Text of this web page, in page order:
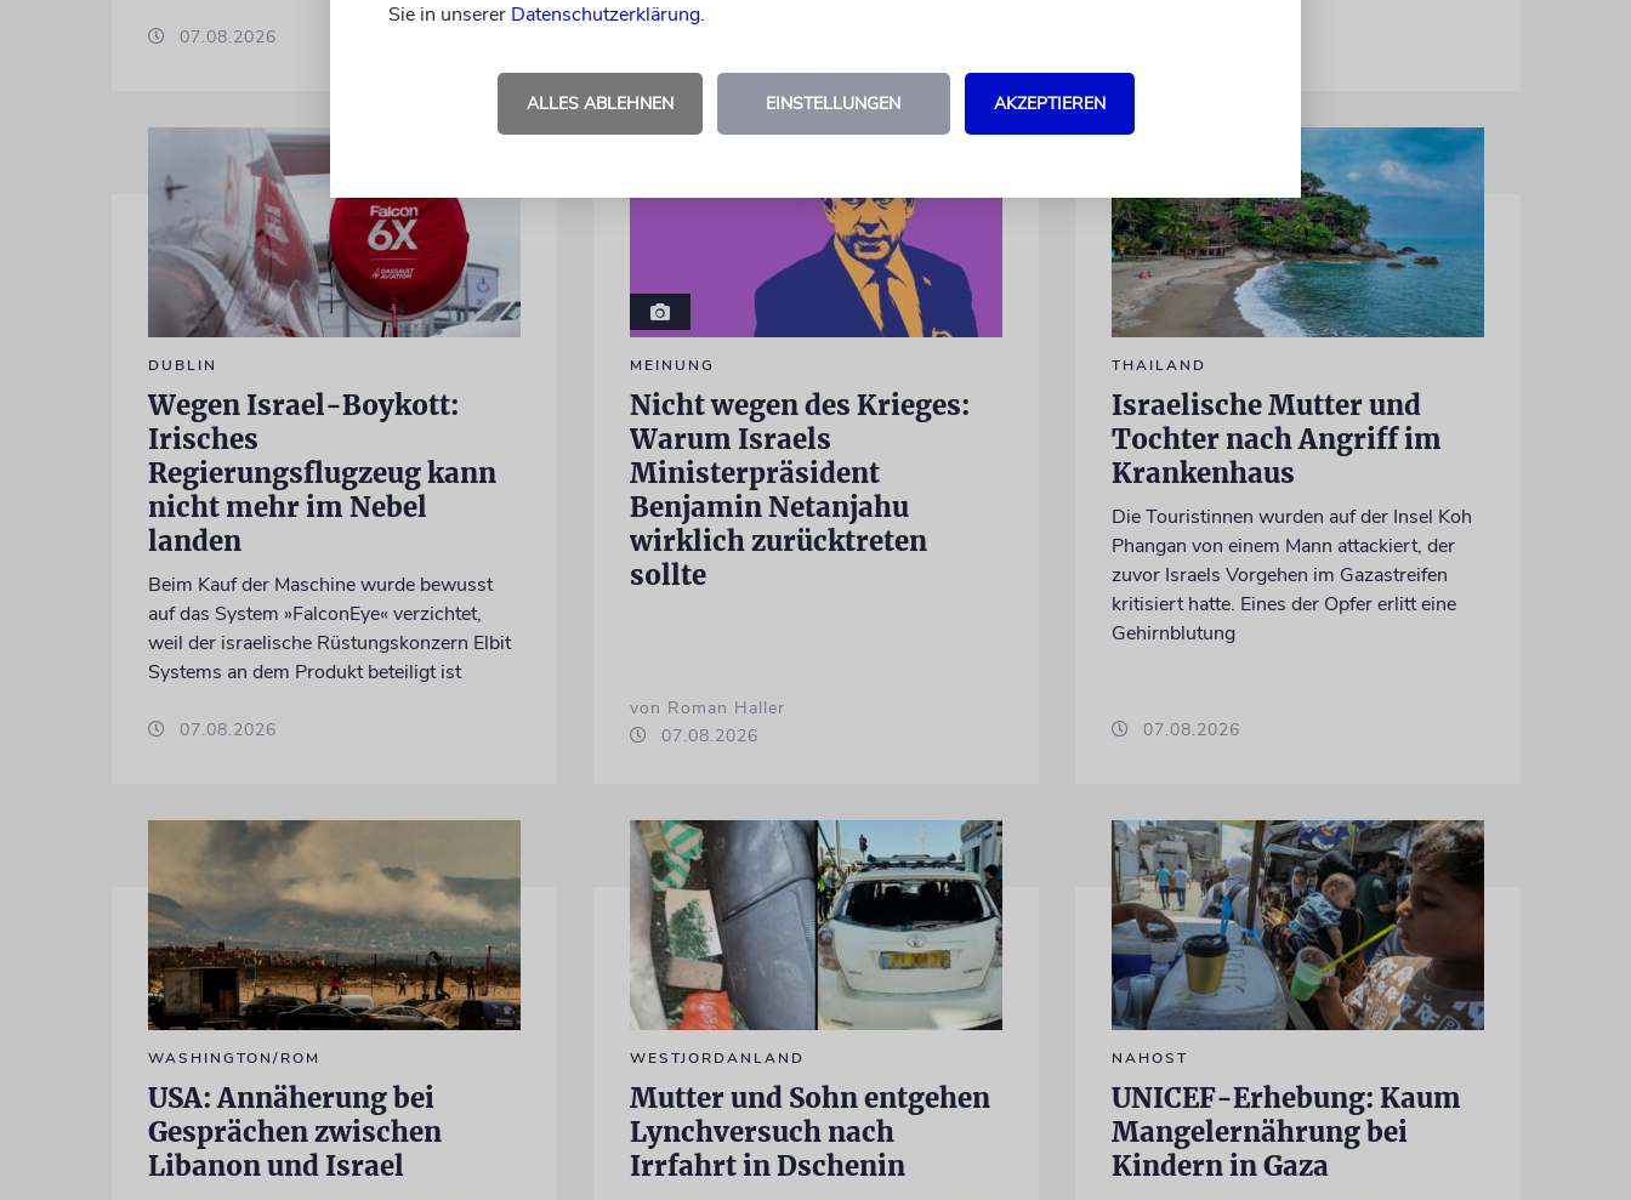
07.08.2026
von Felix Schotland
DUBLIN
Wegen Israel-Boykott:
Irisches
Regierungsflugzeug kann
nicht mehr im Nebel
landen
Beim Kauf der Maschine wurde bewusst
auf das System »FalconEye« verzichtet,
weil der israelische Rüstungskonzern Elbit
Systems an dem Produkt beteiligt ist
07.08.2026
MEINUNG
Nicht wegen des Krieges:
Warum Israels
Ministerpräsident
Benjamin Netanjahu
wirklich zurücktreten
sollte
von Roman Haller
07.08.2026
THAILAND
Israelische Mutter und
Tochter nach Angriff im
Krankenhaus
Die Touristinnen wurden auf der Insel Koh
Phangan von einem Mann attackiert, der
zuvor Israels Vorgehen im Gazastreifen
kritisiert hatte. Eines der Opfer erlitt eine
Gehirnblutung
07.08.2026
WASHINGTON/ROM
USA: Annäherung bei
Gesprächen zwischen
Libanon und Israel
WESTJORDANLAND
Mutter und Sohn entgehen
Lynchversuch nach
Irrfahrt in Dschenin
NAHOST
UNICEF-Erhebung: Kaum
Mangelernährung bei
Kindern in Gaza
Sie in unserer Datenschutzerklärung.
ALLES ABLEHNEN EINSTELLUNGEN AKZEPTIEREN